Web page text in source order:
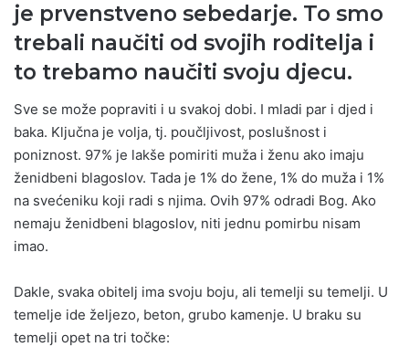
je prvenstveno sebedarje. To smo
trebali naučiti od svojih roditelja i
to trebamo naučiti svoju djecu.
Sve se može popraviti i u svakoj dobi. I mladi par i djed i
baka. Ključna je volja, tj. poučljivost, poslušnost i
poniznost. 97% je lakše pomiriti muža i ženu ako imaju
ženidbeni blagoslov. Tada je 1% do žene, 1% do muža i 1%
na svećeniku koji radi s njima. Ovih 97% odradi Bog. Ako
nemaju ženidbeni blagoslov, niti jednu pomirbu nisam
imao.
Dakle, svaka obitelj ima svoju boju, ali temelji su temelji. U
temelje ide željezo, beton, grubo kamenje. U braku su
temelji opet na tri točke: